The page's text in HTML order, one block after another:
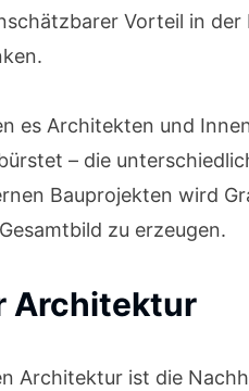
Vorteil in
es Architekten und
– die
Bauprojekten wird
zu erzeugen.
Architektur
Architektur ist die